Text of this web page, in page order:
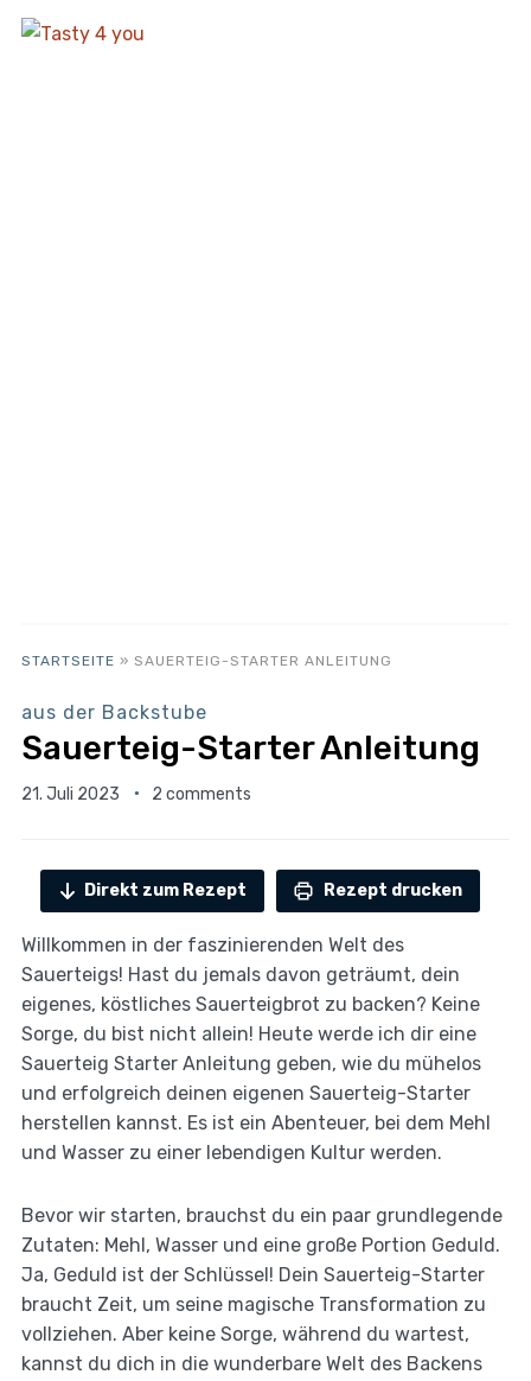
STARTSEITE » SAUERTEIG-STARTER ANLEITUNG
aus der Backstube
Sauerteig-Starter Anleitung
21. Juli 2023 2 comments
Direkt zum Rezept Rezept drucken
Willkommen in der faszinierenden Welt des
Sauerteigs! Hast du jemals davon geträumt, dein
eigenes, köstliches Sauerteigbrot zu backen? Keine
Sorge, du bist nicht allein! Heute werde ich dir eine
Sauerteig Starter Anleitung geben, wie du mühelos
und erfolgreich deinen eigenen Sauerteig-Starter
herstellen kannst. Es ist ein Abenteuer, bei dem Mehl
und Wasser zu einer lebendigen Kultur werden.
Bevor wir starten, brauchst du ein paar grundlegende
Zutaten: Mehl, Wasser und eine große Portion Geduld.
Ja, Geduld ist der Schlüssel! Dein Sauerteig-Starter
braucht Zeit, um seine magische Transformation zu
vollziehen. Aber keine Sorge, während du wartest,
kannst du dich in die wunderbare Welt des Backens